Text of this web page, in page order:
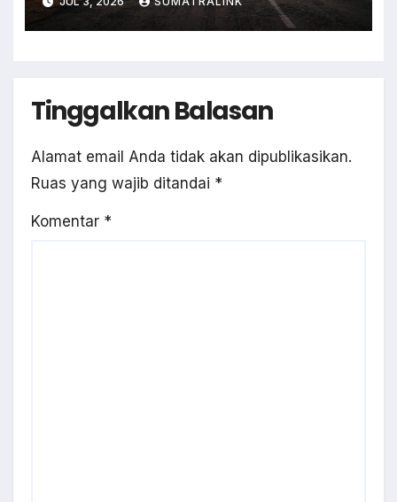
Tinggalkan Balasan
Alamat email Anda tidak akan dipublikasikan.
Ruas yang wajib ditandai *
Komentar *